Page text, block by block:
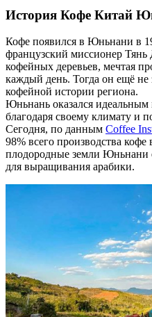
История Кофе Китай
Кофе появился в Юньнани в
французский миссионер
кофейных деревьев, мечтая
каждый день. Тогда он ещё не
кофейной истории региона.
Юньнань оказался
благодаря своему климату и
Сегодня, по данным Coffee
98% всего производства
плодородные земли Юньнани
для выращивания арабики.